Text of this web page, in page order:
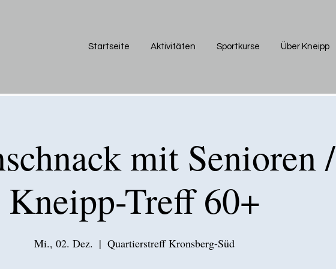
Startseite Aktivitäten Sportkurse Über Kneipp
mit Senioren /
Kneipp-Treff 60+
Mi., 02. Dez.
  |
Quartierstreff Kronsberg-Süd